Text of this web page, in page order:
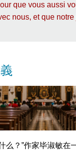
que vous aussi
nous, et que
么？”作家毕淑敏在